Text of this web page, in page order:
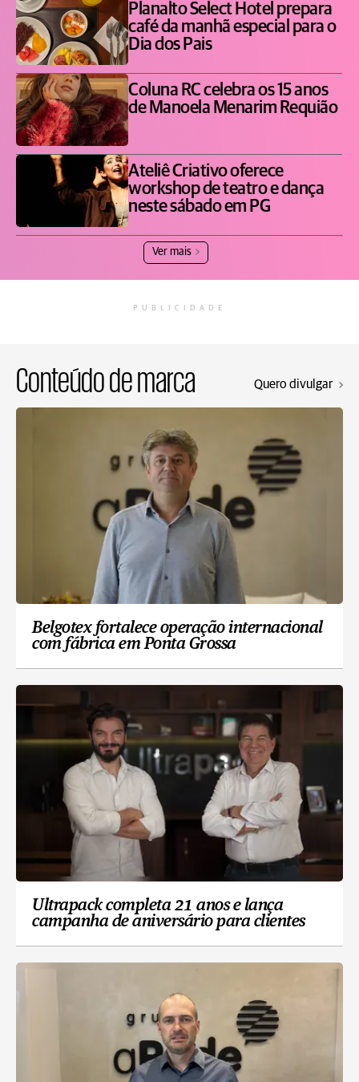
Planalto Select Hotel prepara
café da manhã especial para o
Dia dos Pais
Coluna RC celebra os 15 anos
de Manoela Menarim Requião
Ateliê Criativo oferece
workshop de teatro e dança
neste sábado em PG
Ver mais
PUBLICIDADE
Conteúdo de marca Quero divulgar
Belgotex fortalece operação internacional
com fábrica em Ponta Grossa
Ultrapack completa 21 anos e lança
campanha de aniversário para clientes